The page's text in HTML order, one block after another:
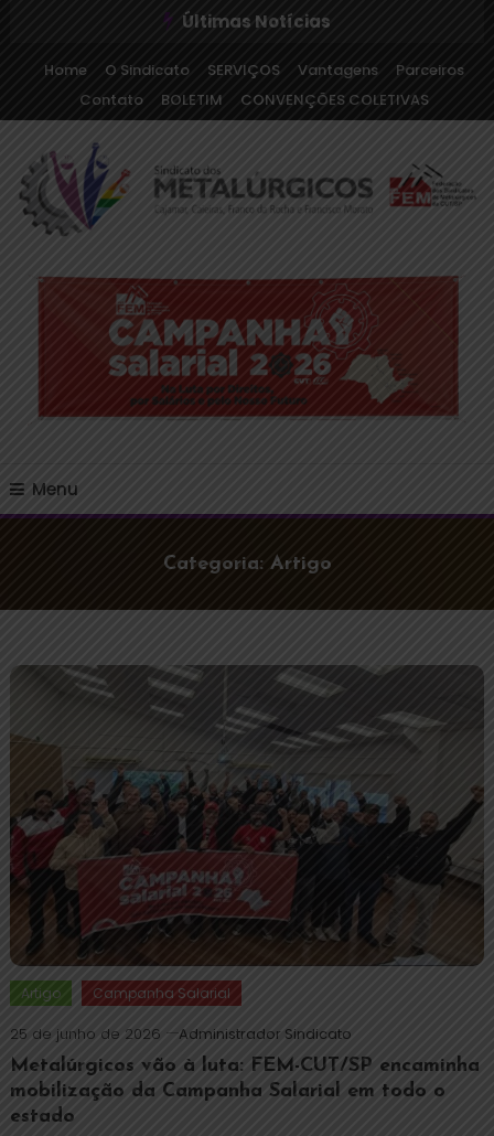
Últimas Notícias
Home O Sindicato SERVIÇOS Vantagens
Parceiros
Contato
BOLETIM CONVENÇÕES COLETIVAS
Sindicato dos
Metalúrgicos de Cajamar
e Região
Menu
Categoria: Artigo
Artigo Campanha Salarial
25 de junho de 2026
Administrador Sindicato
Metalúrgicos vão à luta: FEM-CUT/SP encaminha
mobilização da Campanha Salarial em todo o
estado